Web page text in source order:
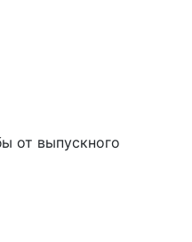
от выпускного